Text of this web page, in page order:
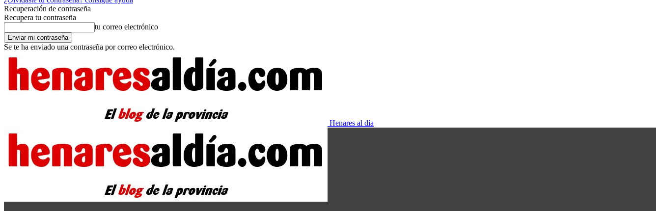
Recuperación de contraseña
Recupera tu contraseña
tu correo electrónico
Se te ha enviado una contraseña por correo electrónico.
Henares al día